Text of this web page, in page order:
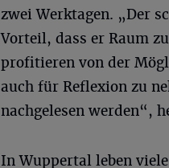
zwei Werktagen. „Der
Vorteil, dass er Raum
profitieren von der
auch für Reflexion zu
nachgelesen werden“,
In Wuppertal leben